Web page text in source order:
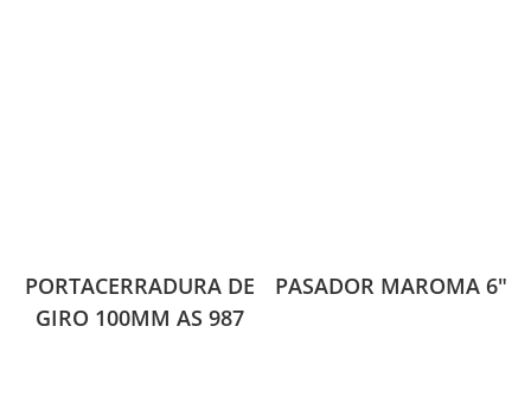
PORTACERRADURA DE
GIRO 100MM AS 987
PASADOR MAROMA 6″